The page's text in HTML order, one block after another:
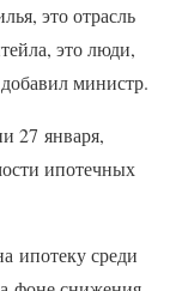
это отрасль
это люди,
министр.
27 января,
ипотечных
ипотеку среди